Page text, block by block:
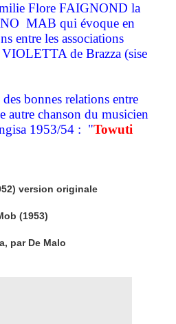
Flore FAIGNOND la
MAB qui évoque en
entre les associations
de Brazza (sise
bonnes relations entre
autre chanson du musicien
1953/54 : "Towuti
version originale
(1953)
par De Malo